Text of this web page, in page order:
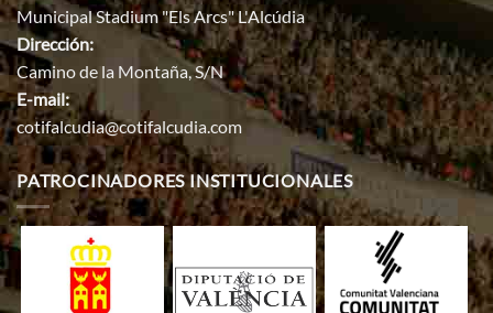
Municipal Stadium "Els Arcs" L'Alcúdia
Dirección:
Camino de la Montaña, S/N
E-mail:
cotifalcudia@cotifalcudia.com
PATROCINADORES INSTITUCIONALES